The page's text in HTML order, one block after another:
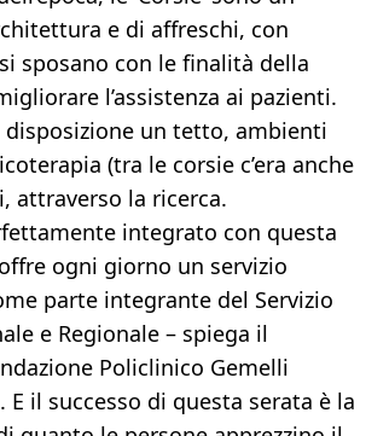
e di affreschi, con
sposano con le finalità della
l’assistenza ai pazienti.
un tetto, ambienti
(tra le corsie c’era anche
attraverso la ricerca.
integrato con questa
ogni giorno un servizio
parte integrante del Servizio
e Regionale – spiega il
Policlinico Gemelli
E il successo di questa serata è la